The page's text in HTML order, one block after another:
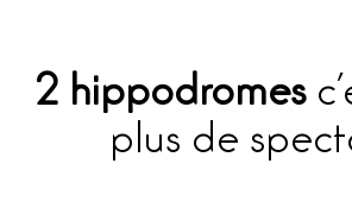
2 hippodromes
plus de